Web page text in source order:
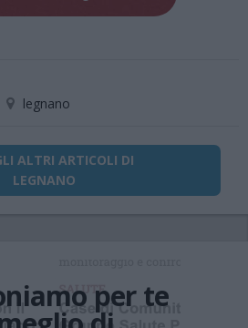
legnano
ALTRI ARTICOLI DI
LEGNANO
per te